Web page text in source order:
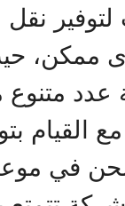
لتوفير
ممكن،
عدد متنوع
القيام
في